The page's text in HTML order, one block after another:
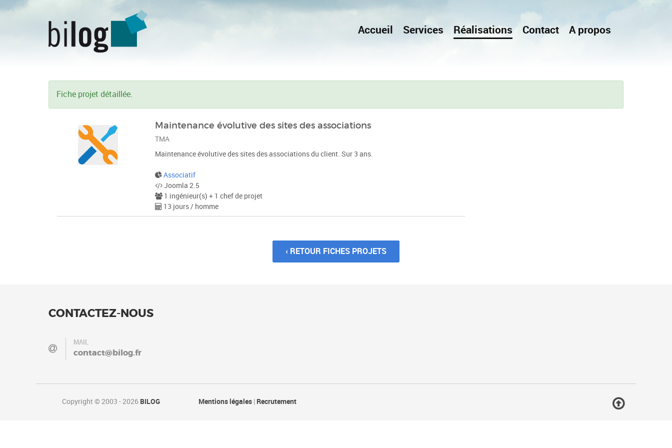
Accueil Services Réalisations Contact A propos
Fiche projet détaillée.
Maintenance évolutive des sites des associations
TMA
Maintenance évolutive des sites des associations du client. Sur 3 ans.
Associatif
Joomla 2.5
1 ingénieur(s) + 1 chef de projet
13 jours / homme
‹ RETOUR FICHES PROJETS
CONTACTEZ-NOUS
MAIL
contact@bilog.fr
Copyright © 2003 - 2026 BILOG Mentions légales | Recrutement